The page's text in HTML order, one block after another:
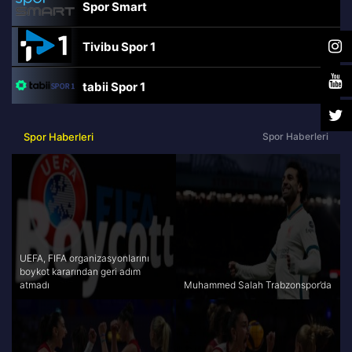
Spor Smart
Tivibu Spor 1
tabii Spor 1
tabii Spor
A Spor
Tivibu Spor
TV8,5
Spor Haberleri Spor Haberleri
UEFA, FIFA organizasyonlarını
boykot kararından geri adım
atmadı
Muhammed Salah Trabzonspor’da